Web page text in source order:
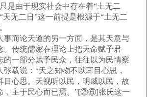
是由于现实社会中存在着“土无二
天无二日”这一前提是根源于“土无二
而论天道的另一方面，是其天意与
。传统儒家在理论上把天命赋予君
的一部分赋予民众，往往以为民情察
载说：“天之知物不以耳目心思，
目心思。天视听以民，明威以民，故
，主于民心而已焉。”[②⑥]张氏这一